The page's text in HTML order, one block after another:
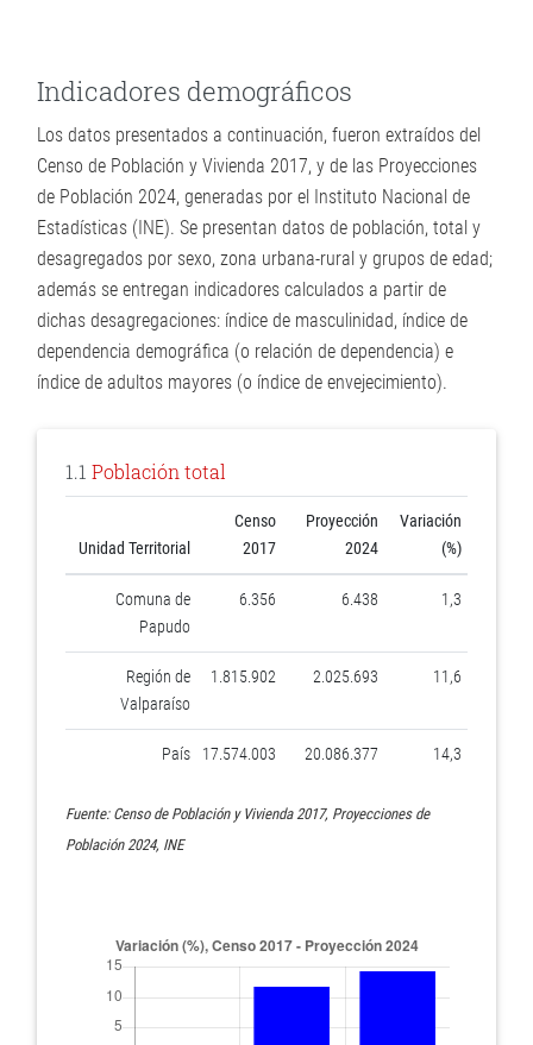
Indicadores demográficos
Los datos presentados a continuación, fueron extraídos del
Censo de Población y Vivienda 2017, y de las Proyecciones
de Población 2024, generadas por el Instituto Nacional de
Estadísticas (INE). Se presentan datos de población, total y
desagregados por sexo, zona urbana-rural y grupos de edad;
además se entregan indicadores calculados a partir de
dichas desagregaciones: índice de masculinidad, índice de
dependencia demográfica (o relación de dependencia) e
índice de adultos mayores (o índice de envejecimiento).
1.1 Población total
Unidad Territorial
Censo
2017
Proyección
2024
Variación
(%)
Comuna de
Papudo
6.356 6.438 1,3
Región de
Valparaíso
1.815.902 2.025.693 11,6
País 17.574.003 20.086.377 14,3
Fuente: Censo de Población y Vivienda 2017, Proyecciones de
Población 2024, INE